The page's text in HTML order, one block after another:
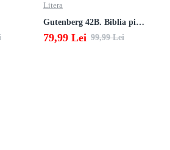
Litera
Gutenberg 42B. Biblia pierduta
79,99 Lei 99,99 Lei